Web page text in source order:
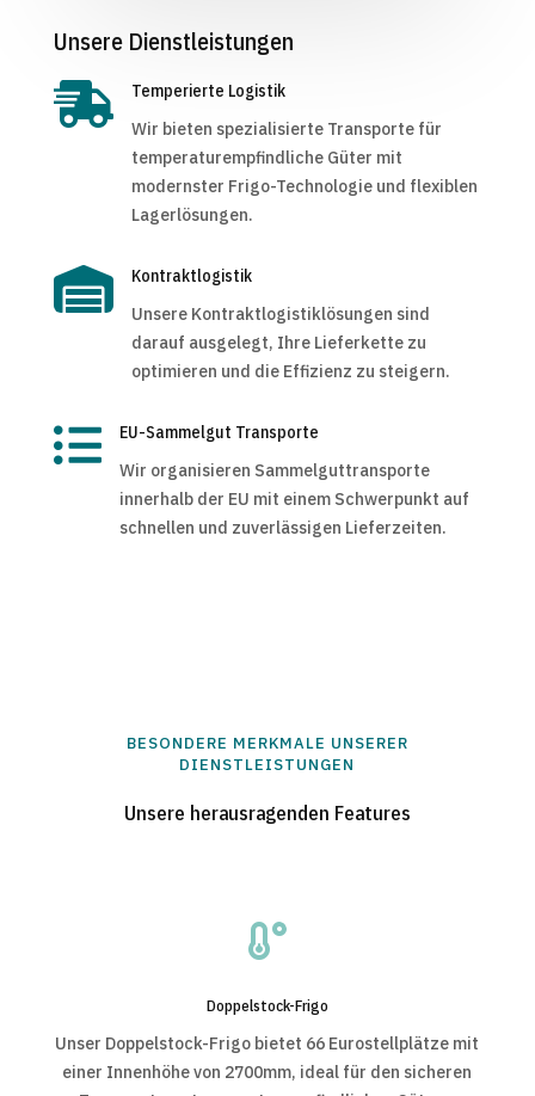
Unsere Dienstleistungen

Temperierte Logistik
Wir bieten spezialisierte Transporte für
temperaturempfindliche Güter mit
modernster Frigo-Technologie und flexiblen
Lagerlösungen.

Kontraktlogistik
Unsere Kontraktlogistiklösungen sind
darauf ausgelegt, Ihre Lieferkette zu
optimieren und die Effizienz zu steigern.

EU-Sammelgut Transporte
Wir organisieren Sammelguttransporte
innerhalb der EU mit einem Schwerpunkt auf
schnellen und zuverlässigen Lieferzeiten.
BESONDERE MERKMALE UNSERER
DIENSTLEISTUNGEN
Unsere herausragenden Features

Doppelstock-Frigo
Unser Doppelstock-Frigo bietet 66 Eurostellplätze mit
einer Innenhöhe von 2700mm, ideal für den sicheren